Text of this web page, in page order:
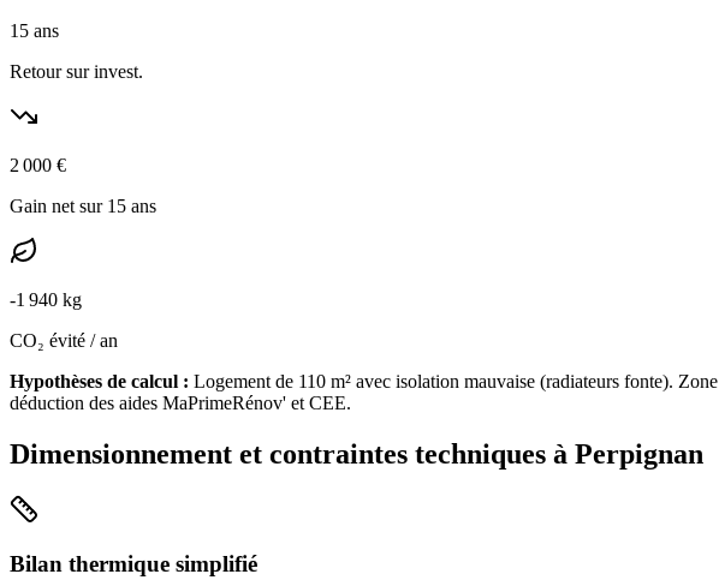
15 ans
Retour sur invest.
2 000 €
Gain net sur 15 ans
-1 940 kg
CO₂ évité / an
Hypothèses de calcul : Logement de 110 m² avec isolation mauvaise (radiateurs fonte). Zone
déduction des aides MaPrimeRénov' et CEE.
Dimensionnement et contraintes techniques à Perpignan
Bilan thermique simplifié